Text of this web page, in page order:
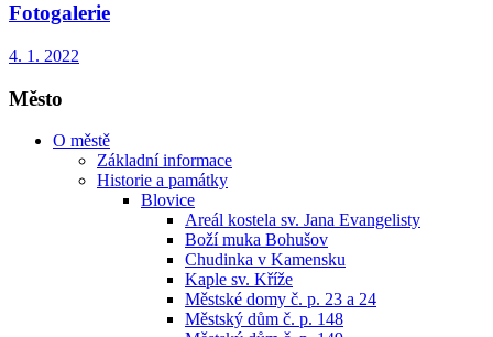
Fotogalerie
4. 1. 2022
Město
O městě
Základní informace
Historie a památky
Blovice
Areál kostela sv. Jana Evangelisty
Boží muka Bohušov
Chudinka v Kamensku
Kaple sv. Kříže
Městské domy č. p. 23 a 24
Městský dům č. p. 148